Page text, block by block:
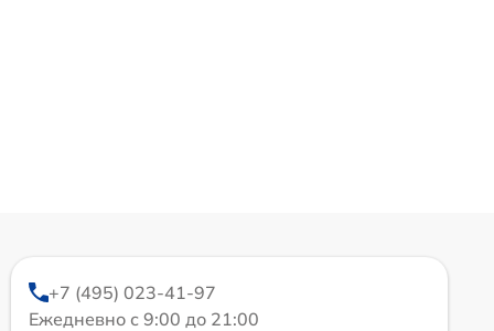
+7 (495) 023-41-97
Ежедневно с 9:00 до 21:00